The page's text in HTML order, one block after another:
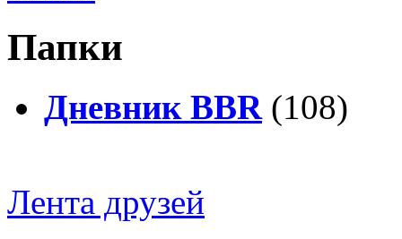
Папки
Дневник BBR (108)
Лента друзей